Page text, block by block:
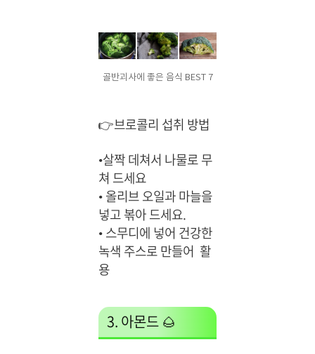
골반괴사에 좋은 음식 BEST 7
👉브로콜리 섭취 방법
•살짝 데쳐서 나물로 무
쳐 드세요
•올리브 오일과 마늘을
넣고 볶아 드세요.
•스무디에 넣어 건강한
녹색 주스로 만들어 활
용
3. 아몬드 🌰